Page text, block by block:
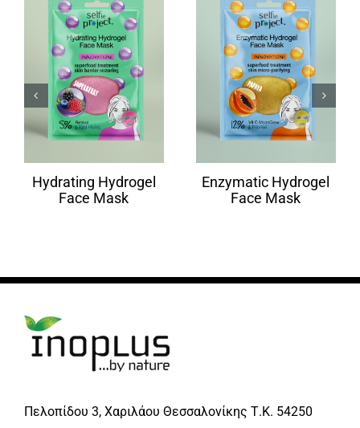
Hydrating Hydrogel
Face Mask
Enzymatic Hydrogel
Face Mask
Πελοπίδου 3, Χαριλάου Θεσσαλονίκης Τ.Κ. 54250